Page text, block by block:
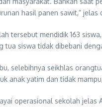
hasil panen sawit,” jelas
tersebut mendidik 163
tua siswa tidak dibebani
selebihnya seikhlas
anak yatim dan tidak
operasional sekolah jelas